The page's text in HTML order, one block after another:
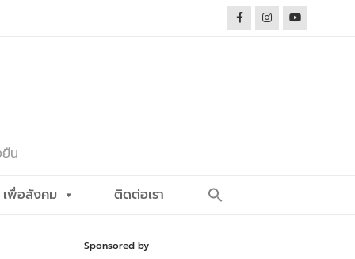
น
เพื่อสังคม ติดต่อเรา
Sponsored by